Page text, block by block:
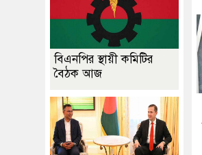
বিএনপির স্থায়ী কমিটির
বৈঠক আজ